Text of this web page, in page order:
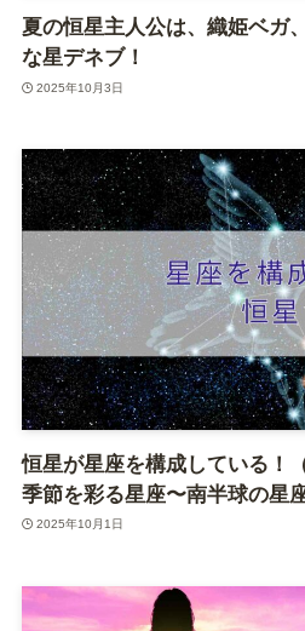
夏の恒星主人公は、織姫ベガ
な星デネブ！
2025年10月3日
恒星が星座を構成している！
季節を彩る星座〜南半球の星座
2025年10月1日